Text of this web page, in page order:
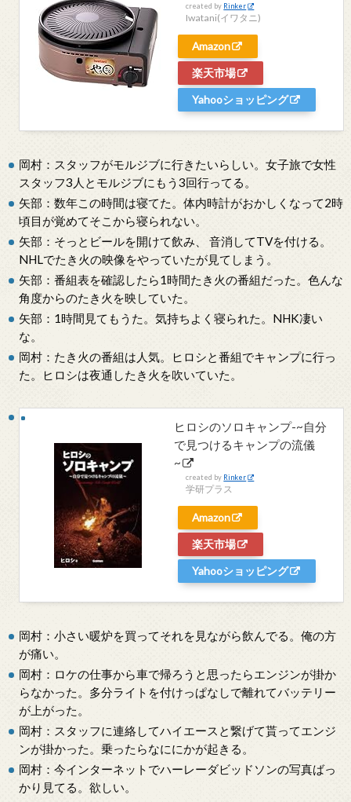
created by Rinker
Iwatani(イワタニ)
Amazon
楽天市場
Yahooショッピング
岡村：スタッフがモルジブに行きたいらしい。女子旅で女性
スタッフ3人とモルジブにもう3回行ってる。
矢部：数年この時間は寝てた。体内時計がおかしくなって2時
頃目が覚めてそこから寝られない。
矢部：そっとビールを開けて飲み、 音消してTVを付ける。
NHLでたき火の映像をやっていたが見てしまう。
矢部：番組表を確認したら1時間たき火の番組だった。色んな
角度からのたき火を映していた。
矢部：1時間見てもうた。気持ちよく寝られた。NHK凄い
な。
岡村：たき火の番組は人気。ヒロシと番組でキャンプに行っ
た。ヒロシは夜通したき火を吹いていた。
ヒロシのソロキャンプ-~自分
で見つけるキャンプの流儀
~
created by Rinker
学研プラス
Amazon
楽天市場
Yahooショッピング
岡村：小さい暖炉を買ってそれを見ながら飲んでる。俺の方
が痛い。
岡村：ロケの仕事から車で帰ろうと思ったらエンジンが掛か
らなかった。多分ライトを付けっぱなしで離れてバッテリー
が上がった。
岡村：スタッフに連絡してハイエースと繋げて貰ってエンジ
ンが掛かった。乗ったらなににかが起きる。
岡村：今インターネットでハーレーダビッドソンの写真ばっ
かり見てる。欲しい。